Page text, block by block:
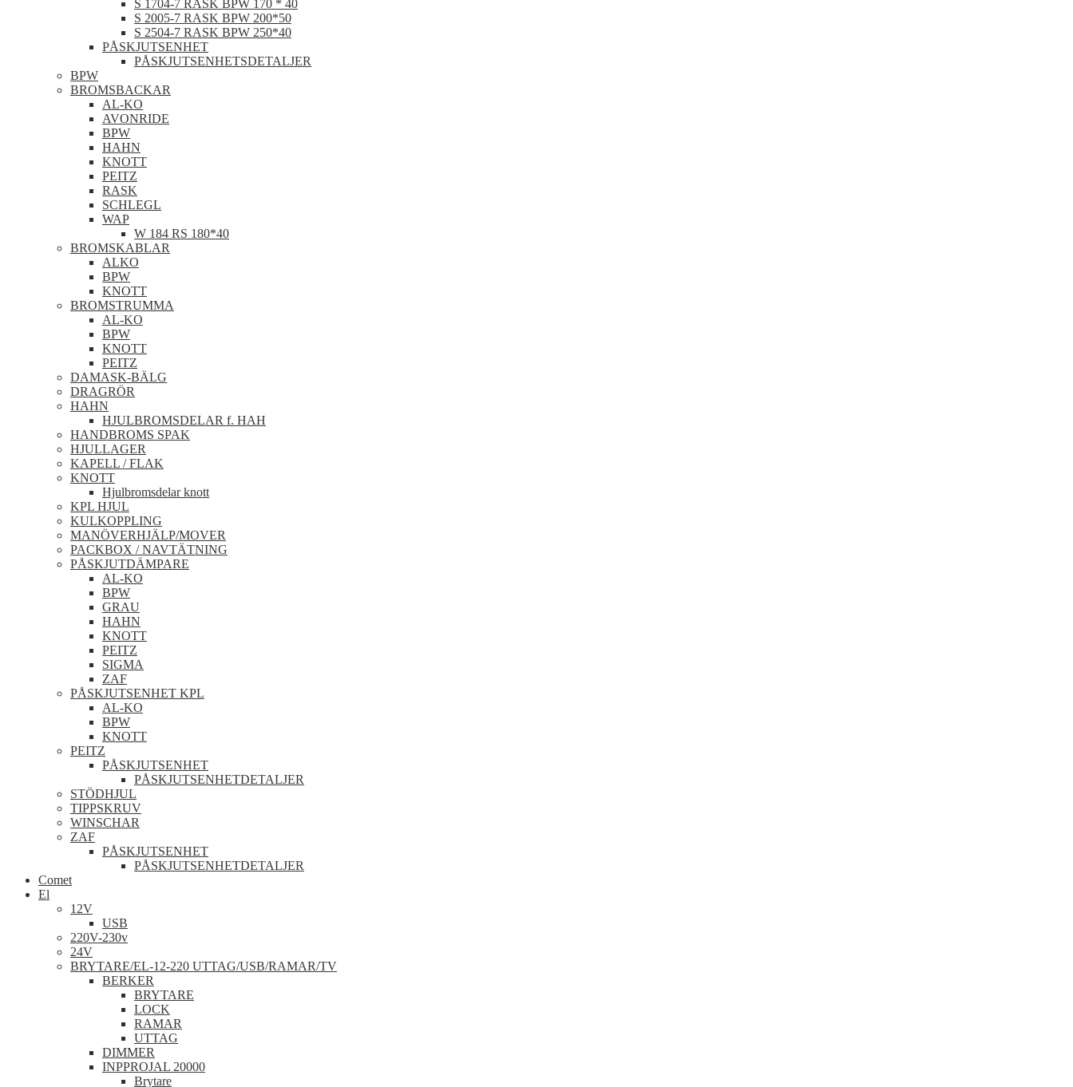
S 1704-7 RASK BPW 170 * 40
S 2005-7 RASK BPW 200*50
S 2504-7 RASK BPW 250*40
PÅSKJUTSENHET
PÅSKJUTSENHETSDETALJER
BPW
BROMSBACKAR
AL-KO
AVONRIDE
BPW
HAHN
KNOTT
PEITZ
RASK
SCHLEGL
WAP
W 184 RS 180*40
BROMSKABLAR
ALKO
BPW
KNOTT
BROMSTRUMMA
AL-KO
BPW
KNOTT
PEITZ
DAMASK-BÄLG
DRAGRÖR
HAHN
HJULBROMSDELAR f. HAH
HANDBROMS SPAK
HJULLAGER
KAPELL / FLAK
KNOTT
Hjulbromsdelar knott
KPL HJUL
KULKOPPLING
MANÖVERHJÄLP/MOVER
PACKBOX / NAVTÄTNING
PÅSKJUTDÄMPARE
AL-KO
BPW
GRAU
HAHN
KNOTT
PEITZ
SIGMA
ZAF
PÅSKJUTSENHET KPL
AL-KO
BPW
KNOTT
PEITZ
PÅSKJUTSENHET
PÅSKJUTSENHETDETALJER
STÖDHJUL
TIPPSKRUV
WINSCHAR
ZAF
PÅSKJUTSENHET
PÅSKJUTSENHETDETALJER
Comet
El
12V
USB
220V-230v
24V
BRYTARE/EL-12-220 UTTAG/USB/RAMAR/TV
BERKER
BRYTARE
LOCK
RAMAR
UTTAG
DIMMER
INPPROJAL 20000
Brytare